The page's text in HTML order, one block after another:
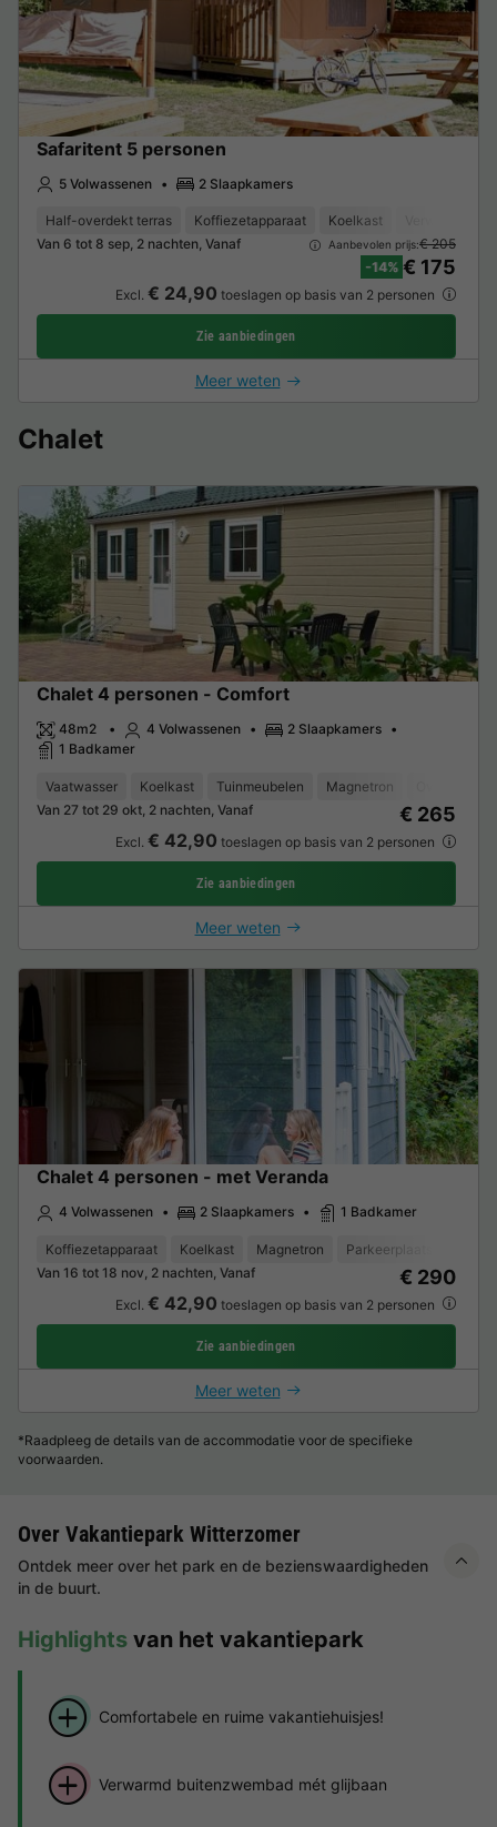
Safaritent 5 personen
5 Volwassenen 2 Slaapkamers
Half-overdekt terras Koffiezetapparaat Koelkast
Van 6 tot 8 sep, 2 nachten, Vanaf
Aanbevolen prijs:€ 205
-14% € 175
Excl. € 24,90 toeslagen op basis van 2 personen
Zie aanbiedingen
Meer weten
Chalet
Chalet 4 personen - Comfort
48m2 4 Volwassenen
2 Slaapkamers
1 Badkamer
Vaatwasser Koelkast Tuinmeubelen Magnetron
Van 27 tot 29 okt, 2 nachten, Vanaf
€ 265
Excl. € 42,90 toeslagen op basis van 2 personen
Zie aanbiedingen
Meer weten
Chalet 4 personen - met Veranda
4 Volwassenen 2 Slaapkamers 1 Badkamer
Koffiezetapparaat Koelkast Magnetron Parkeerplaats
Van 16 tot 18 nov, 2 nachten, Vanaf
€ 290
Excl. € 42,90 toeslagen op basis van 2 personen
Zie aanbiedingen
Meer weten
*Raadpleeg de details van de accommodatie voor de specifieke
voorwaarden.
Over Vakantiepark Witterzomer
Ontdek meer over het park en de bezienswaardigheden
in de buurt.
Highlights van het vakantiepark
Comfortabele en ruime vakantiehuisjes!
Verwarmd buitenzwembad mét glijbaan